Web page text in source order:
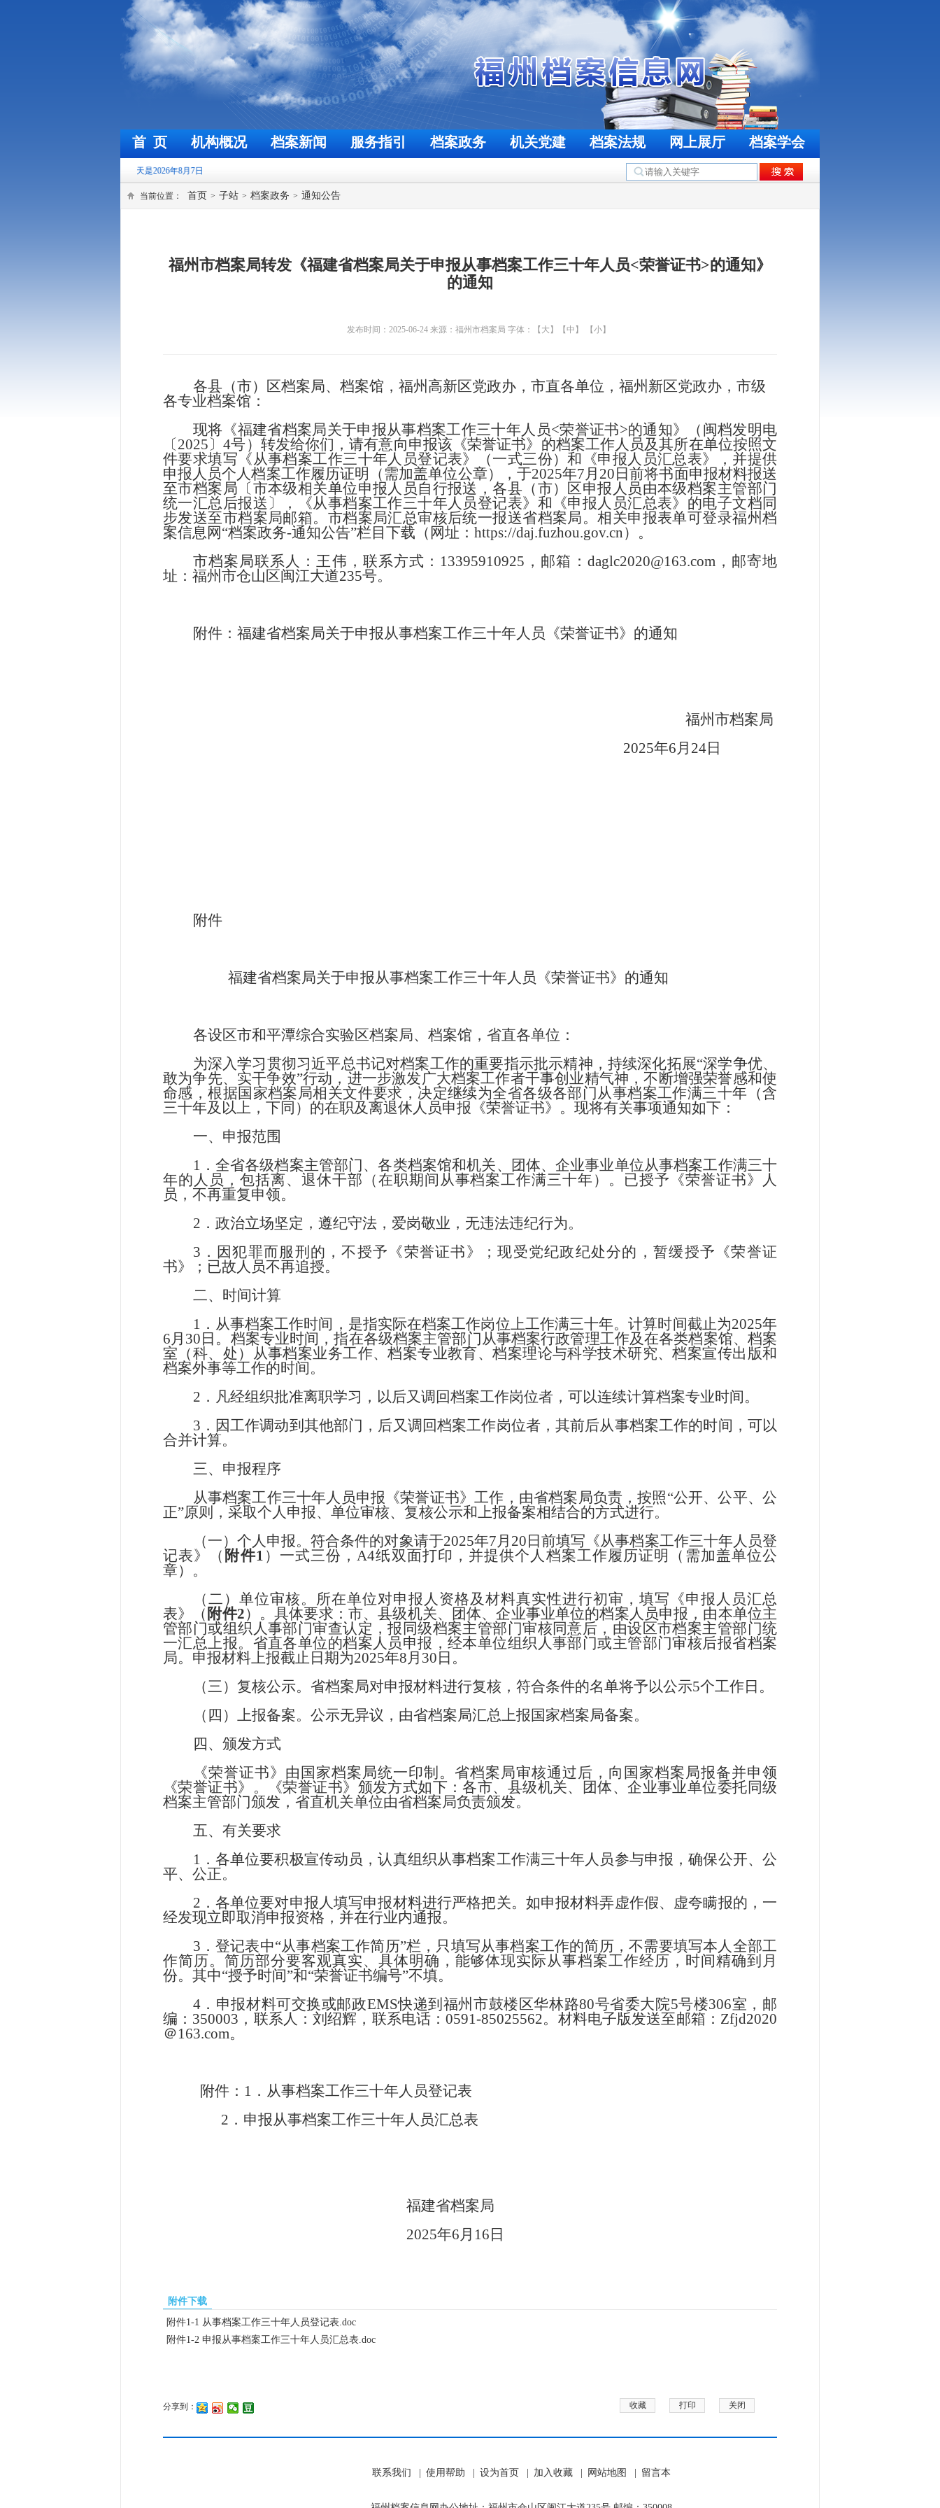
首 页 机构概况 档案新闻 服务指引 档案政务 机关党建 档案法规 网上展厅 档案学会
当前位置： 首页 > 子站 > 档案政务 > 通知公告
福州市档案局转发《福建省档案局关于申报从事档案工作三十年人员<荣誉证书>的通知》
的通知
发布时间：2025-06-24 来源：福州市档案局 字体： 【大】 【中】 【小】
各县（市）区档案局、档案馆，福州高新区党政办，市直各单位，福州新区党政办，市级
各专业档案馆：
现将《福建省档案局关于申报从事档案工作三十年人员<荣誉证书>的通知》（闽档发明电
〔2025〕4号）转发给你们，请有意向申报该《荣誉证书》的档案工作人员及其所在单位按照文
件要求填写《从事档案工作三十年人员登记表》（一式三份）和《申报人员汇总表》，并提供
申报人员个人档案工作履历证明（需加盖单位公章），于2025年7月20日前将书面申报材料报送
至市档案局〔市本级相关单位申报人员自行报送，各县（市）区申报人员由本级档案主管部门
统一汇总后报送〕，《从事档案工作三十年人员登记表》和《申报人员汇总表》的电子文档同
步发送至市档案局邮箱。市档案局汇总审核后统一报送省档案局。相关申报表单可登录福州档
案信息网“档案政务-通知公告”栏目下载（网址：https://daj.fuzhou.gov.cn）。
市档案局联系人：王伟，联系方式：13395910925，邮箱：daglc2020@163.com， 邮寄地
址：福州市仓山区闽江大道235号。
附件：福建省档案局关于申报从事档案工作三十年人员《荣誉证书》的通知
福州市档案局
2025年6月24日
附件
福建省档案局关于申报从事档案工作三十年人员《荣誉证书》的通知
各设区市和平潭综合实验区档案局、档案馆，省直各单位：
为深入学习贯彻习近平总书记对档案工作的重要指示批示精神，持续深化拓展“深学争优、
敢为争先、实干争效”行动，进一步激发广大档案工作者干事创业精气神，不断增强荣誉感和使
命感，根据国家档案局相关文件要求，决定继续为全省各级各部门从事档案工作满三十年（含
三十年及以上，下同）的在职及离退休人员申报《荣誉证书》。现将有关事项通知如下：
一、申报范围
1．全省各级档案主管部门、各类档案馆和机关、团体、企业事业单位从事档案工作满三十
年的人员，包括离、退休干部（在职期间从事档案工作满三十年）。已授予《荣誉证书》人
员，不再重复申领。
2．政治立场坚定，遵纪守法，爱岗敬业，无违法违纪行为。
3． 因犯罪而服刑的，不授予《荣誉证书》；现受党纪政纪处分的，暂缓授予 《荣誉证
书》；已故人员不再追授。
二、时间计算
1．从事档案工作时间，是指实际在档案工作岗位上工作满三十年。计算时间截止为2025年
6月 30日。档案专业时间，指在各级档案主管部门从事档案行政管理工作及在各类档案馆、档案
室（科、处）从事档案业务工作、档案专业教育、档案理论与科学技术研究、档案宣传出版和
档案外事等工作的时间。
2．凡经组织批准离职学习，以后又调回档案工作岗位者，可以连续计算档案专业时间。
3．因工作调动到其他部门，后又调回档案工作岗位者，其前后从事档案工作的时间，可以
合并计算。
三、申报程序
从事档案工作三十年人员申报《荣誉证书》工作，由省档案局负责，按照“公开、公平、公
正”原则，采取个人申报、单位审核、复核公示和上报备案相结合的方式进行。
（一）个人申报。符合条件的对象请于2025年7月20日前填写《从事档案工作三十年人员登
记表》（ 附件1 ）一式三份，A4纸双面打印，并提供个人档案工作履历证明（需加盖单位公
章）。
（二）单位审核。所在单位对申报人资格及材料真实性进行初审，填写《申报人员汇总
表》（ 附件2）。具体要求：市、县级机关、团体、企业事业单位的档案人员申报，由本单位主
管部门或组织人事部门审查认定，报同级档案主管部门审核同意后，由设区市档案主管部门统
一汇总上报。省直各单位的档案人员申报，经本单位组织人事部门或主管部门审核后报省档案
局。申报材料上报截止日期为2025年8月30日。
（三）复核公示。 省档案局对申报材料进行复核，符合条件的名单将予以公示5个工作日。
（四）上报备案。公示无异议，由省档案局汇总上报国家档案局备案。
四、颁发方式
《荣誉证书》由国家档案局统一印制。省档案局审核通过后，向国家档案局报备并申领
《荣誉证书》。《荣誉证书》颁发方式如下：各市、县级机关、团体、企业事业单位委托同级
档案主管部门颁发，省直机关单位由省档案局负责颁发。
五、有关要求
1．各单位要积极宣传动员，认真组织从事档案工作满三十年人员参与申报，确保公开、公
平、公正。
2．各单位要对申报人填写申报材料进行严格把关。如申报材料弄虚作假、虚夸瞒报的，一
经发现立即取消申报资格，并在行业内通报。
3．登记表中“从事档案工作简历”栏，只填写从事档案工作的简历，不需要填写本人全部工
作简历。简历部分要客观真实、具体明确，能够体现实际从事档案工作经历，时间精确到月
份。其中“授予时间”和“荣誉证书编号”不填。
4．申报材料可交换或邮政EMS快递到福州市鼓楼区华林路80号省委大院5号楼306室， 邮
编： 350003，联系人：刘绍辉，联系电话：0591-85025562。材料电子版发送至邮箱：Zfjd2020
＠163.com。
附件： 1．从事档案工作三十年人员登记表
2．申报从事档案工作三十年人员汇总表
福建省档案局
2025年6月16日
附件下载
附件1-1 从事档案工作三十年人员登记表.doc
附件1-2 申报从事档案工作三十年人员汇总表.doc
收藏 打印 关闭
分享到：
联系我们 使用帮助 设为首页 加入收藏 网站地图 留言本